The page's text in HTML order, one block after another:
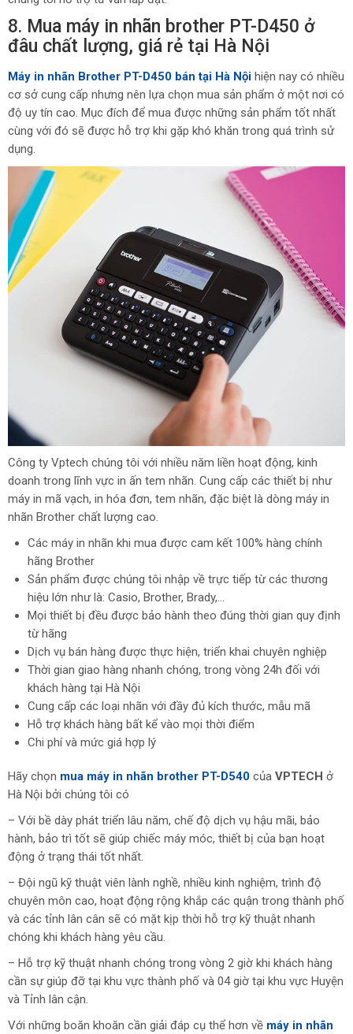
8. Mua máy in nhãn brother PT-D450 ở
đâu chất lượng, giá rẻ tại Hà Nội
Máy in nhãn Brother PT-D450 bán tại Hà Nội hiện nay có nhiều
cơ sở cung cấp nhưng nên lựa chọn mua sản phẩm ở một nơi có
độ uy tín cao. Mục đích để mua được những sản phẩm tốt nhất
cùng với đó sẽ được hỗ trợ khi gặp khó khăn trong quá trình sử
dụng.
Công ty Vptech chúng tôi với nhiều năm liền hoạt động, kinh
doanh trong lĩnh vực in ấn tem nhãn. Cung cấp các thiết bị như
máy in mã vạch, in hóa đơn, tem nhãn, đặc biệt là dòng máy in
nhãn Brother chất lượng cao.
Các máy in nhãn khi mua được cam kết 100% hàng chính
hãng Brother
Sản phẩm được chúng tôi nhập về trực tiếp từ các thương
hiệu lớn như là: Casio, Brother, Brady,…
Mọi thiết bị đều được bảo hành theo đúng thời gian quy định
từ hãng
Dịch vụ bán hàng được thực hiện, triển khai chuyên nghiệp
Thời gian giao hàng nhanh chóng, trong vòng 24h đối với
khách hàng tại Hà Nội
Cung cấp các loại nhãn với đầy đủ kích thước, mẫu mã
Hỗ trợ khách hàng bất kể vào mọi thời điểm
Chi phí và mức giá hợp lý
Hãy chọn mua máy in nhãn brother PT-D540 của VPTECH ở
Hà Nội bởi chúng tôi có
– Với bề dày phát triển lâu năm, chế độ dịch vụ hậu mãi, bảo
hành, bảo trì tốt sẽ giúp chiếc máy móc, thiết bị của bạn hoạt
động ở trạng thái tốt nhất.
– Đội ngũ kỹ thuật viên lành nghề, nhiều kinh nghiệm, trình độ
chuyên môn cao, hoạt động rộng khắp các quận trong thành phố
và các tỉnh lân cân sẽ có mặt kịp thời hỗ trợ kỹ thuật nhanh
chóng khi khách hàng yêu cầu.
– Hỗ trợ kỹ thuật nhanh chóng trong vòng 2 giờ khi khách hàng
cần sự giúp đỡ tại khu vực thành phố và 04 giờ tại khu vực Huyện
và Tỉnh lân cận.
Với những boăn khoăn cần giải đáp cụ thể hơn về máy in nhãn